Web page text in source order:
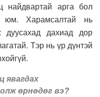
арга бол
юм. Харамсалтай нь
дуусахад дахиад дор
Тэр нь үр дүнтэй
явагдах
өрнөдөг вэ?